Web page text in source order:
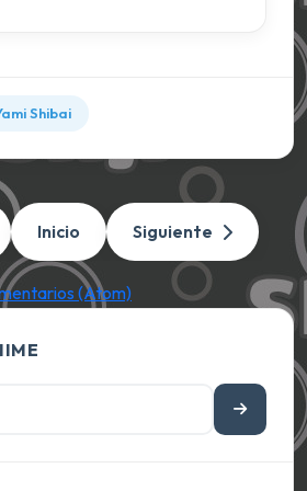
Shibai
Inicio Siguiente
(Atom)